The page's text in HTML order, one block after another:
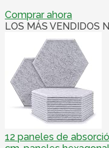
Comprar ahora
LOS MÁS VENDIDOS
12 paneles de